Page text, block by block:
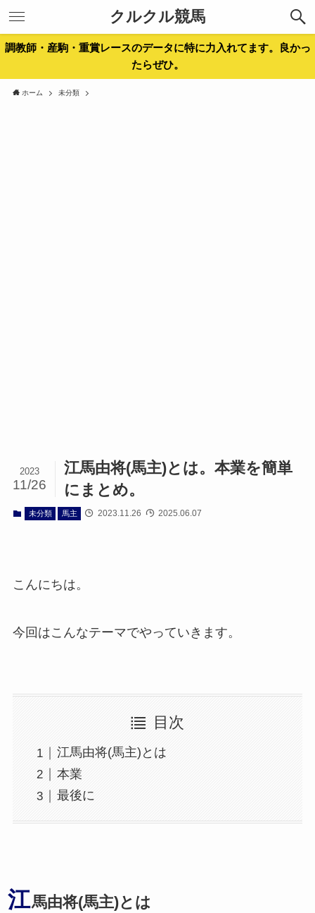
クルクル競馬
調教師・産駒・重賞レースのデータに特に力入れてます。良かっ
たらぜひ。
ホーム 未分類
江馬由将(馬主)とは。本業を簡単
にまとめ。
2023
11/26
未分類 馬主 2023.11.26 2025.06.07
こんにちは。
今回はこんなテーマでやっていきます。
目次
江馬由将(馬主)とは
本業
最後に
江馬由将(馬主)とは